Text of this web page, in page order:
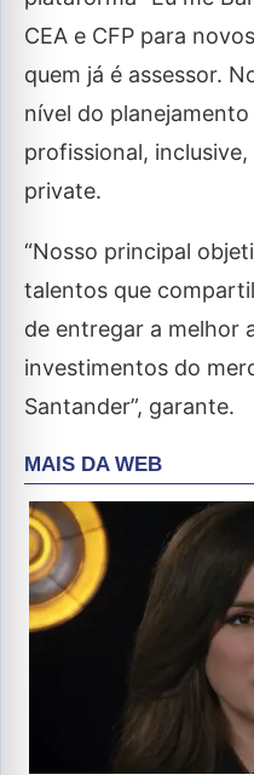
CEA e CFP para
quem já é assessor.
nível do
profissional,
private.
“Nosso principal
talentos que
de entregar a melhor
investimentos do
Santander”, garante.